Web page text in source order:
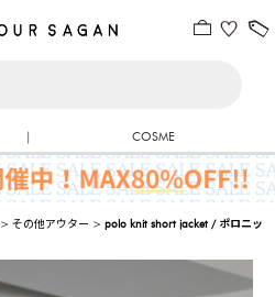
| COSME
>その他アウター >polo knit short jacket / ポロニッ